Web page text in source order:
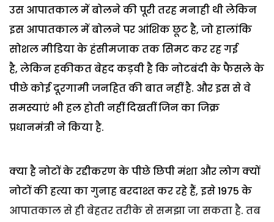
उस आपातकाल में बोलने की पूरी तरह मनाही थी लेकिन
इस आपातकाल में बोलने पर आंशिक छूट है, जो हालांकि
सोशल मीडिया के हंसीमजाक तक सिमट कर रह गई
है, लेकिन हकीकत बेहद कड़वी है कि नोटबंदी के फैसले के
पीछे कोई दूरगामी जनहित की बात नहीं है. और इस से वे
समस्याएं भी हल होती नहीं दिखतीं जिन का जिक्र
प्रधानमंत्री ने किया है.
क्या है नोटों के रद्दीकरण के पीछे छिपी मंशा और लोग क्यों
नोटों की हत्या का गुनाह बरदाश्त कर रहे हैं, इसे 1975 के
आपातकाल से ही बेहतर तरीके से समझा जा सकता है. तब